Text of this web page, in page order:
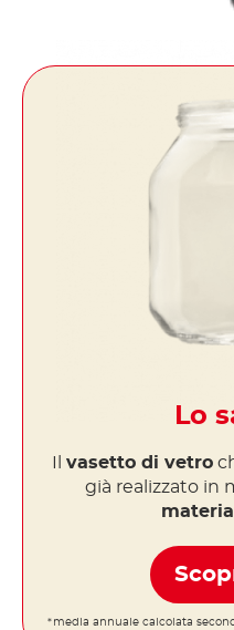
Lo
vasetto di vetro
già realizzato in
*media annuale calcolata